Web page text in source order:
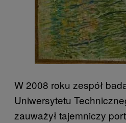
W 2008 roku zespół
Uniwersytetu
zauważył tajemniczy